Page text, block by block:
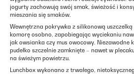
jogurty zachowują swój smak, świeżość i
mieszania się smaków.
Wewnętrzna pokrywka z silikonową
komorę osobno, zapobiegając wyciekaniu
jak owsianka czy mus owocowy. Niezawodne
pudełko szczelnie zamknięte – nawet w
na świeżym powietrzu.
Lunchbox wykonano z trwałego,